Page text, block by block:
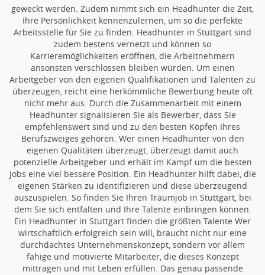
geweckt werden. Zudem nimmt sich ein Headhunter die Zeit,
Ihre Persönlichkeit kennenzulernen, um so die perfekte
Arbeitsstelle für Sie zu finden. Headhunter in Stuttgart sind
zudem bestens vernetzt und können so
Karrieremöglichkeiten eröffnen, die Arbeitnehmern
ansonsten verschlossen bleiben würden. Um einen
Arbeitgeber von den eigenen Qualifikationen und Talenten zu
überzeugen, reicht eine herkömmliche Bewerbung heute oft
nicht mehr aus. Durch die Zusammenarbeit mit einem
Headhunter signalisieren Sie als Bewerber, dass Sie
empfehlenswert sind und zu den besten Köpfen Ihres
Berufszweiges gehören. Wer einen Headhunter von den
eigenen Qualitäten überzeugt, überzeugt damit auch
potenzielle Arbeitgeber und erhält im Kampf um die besten
Jobs eine viel bessere Position. Ein Headhunter hilft dabei, die
eigenen Stärken zu identifizieren und diese überzeugend
auszuspielen. So finden Sie Ihren Traumjob in Stuttgart, bei
dem Sie sich entfalten und Ihre Talente einbringen können.
Ein Headhunter in Stuttgart finden die größten Talente Wer
wirtschaftlich erfolgreich sein will, braucht nicht nur eine
durchdachtes Unternehmenskonzept, sondern vor allem
fähige und motivierte Mitarbeiter, die dieses Konzept
mittragen und mit Leben erfüllen. Das genau passende